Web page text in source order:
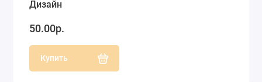
Дизайн
50.00р.
Купить